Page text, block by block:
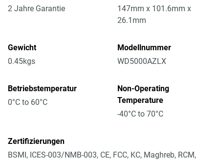
2 Jahre Garantie
147mm x 101.6mm x
26.1mm
Gewicht
0.45kgs
Modellnummer
WD5000AZLX
Betriebstemperatur
0°C to 60°C
Non-Operating
Temperature
-40°C to 70°C
Zertifizierungen
BSMI, ICES-003/NMB-003, CE, FCC, KC, Maghreb, RCM,